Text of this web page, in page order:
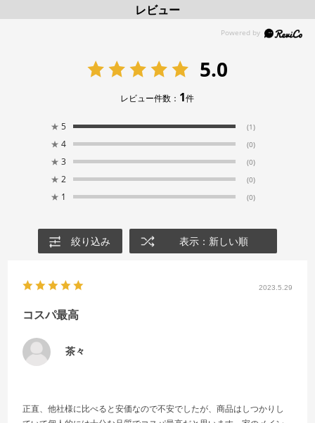
レビュー
5.0
レビュー件数： 1件
★ 5 (1)
★ 4 (0)
★ 3 (0)
★ 2 (0)
★ 1 (0)
絞り込み 表示：新しい順
2023.5.29
コスパ最高
茶々
正直、他社様に比べると安価なので不安でしたが、商品はしつかりし